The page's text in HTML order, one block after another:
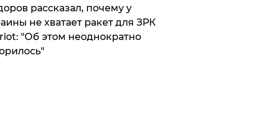
рассказал, почему у
не хватает ракет для ЗРК
"Об этом неоднократно